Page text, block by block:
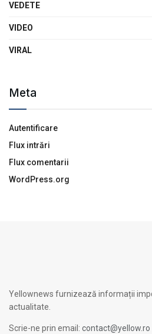
VEDETE
VIDEO
VIRAL
Meta
Autentificare
Flux intrări
Flux comentarii
WordPress.org
Yellownews furnizează informații
actualitate.
Scrie-ne prin email: contact@yellow.ro